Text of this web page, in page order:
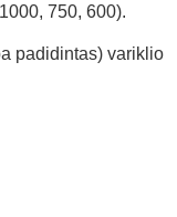
750, 600).
padidintas) variklio